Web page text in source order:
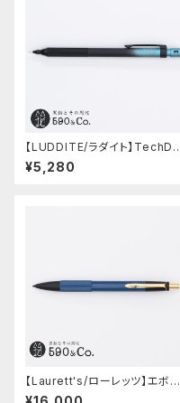
【LUDDITE/ラダイト】
w2 グラデーションモデル (LDB
-MP2GB1-05)
¥5,280
【Laurett's/ローレッツ】エボナ
イトシャープペンシル (藍)